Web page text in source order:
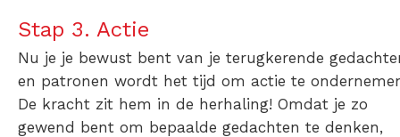
Stap 3. Actie
Nu je je bewust bent van je terugkerende
en patronen wordt het tijd om actie te
De kracht zit hem in de herhaling! Omdat je zo
gewend bent om bepaalde gedachten te denken,